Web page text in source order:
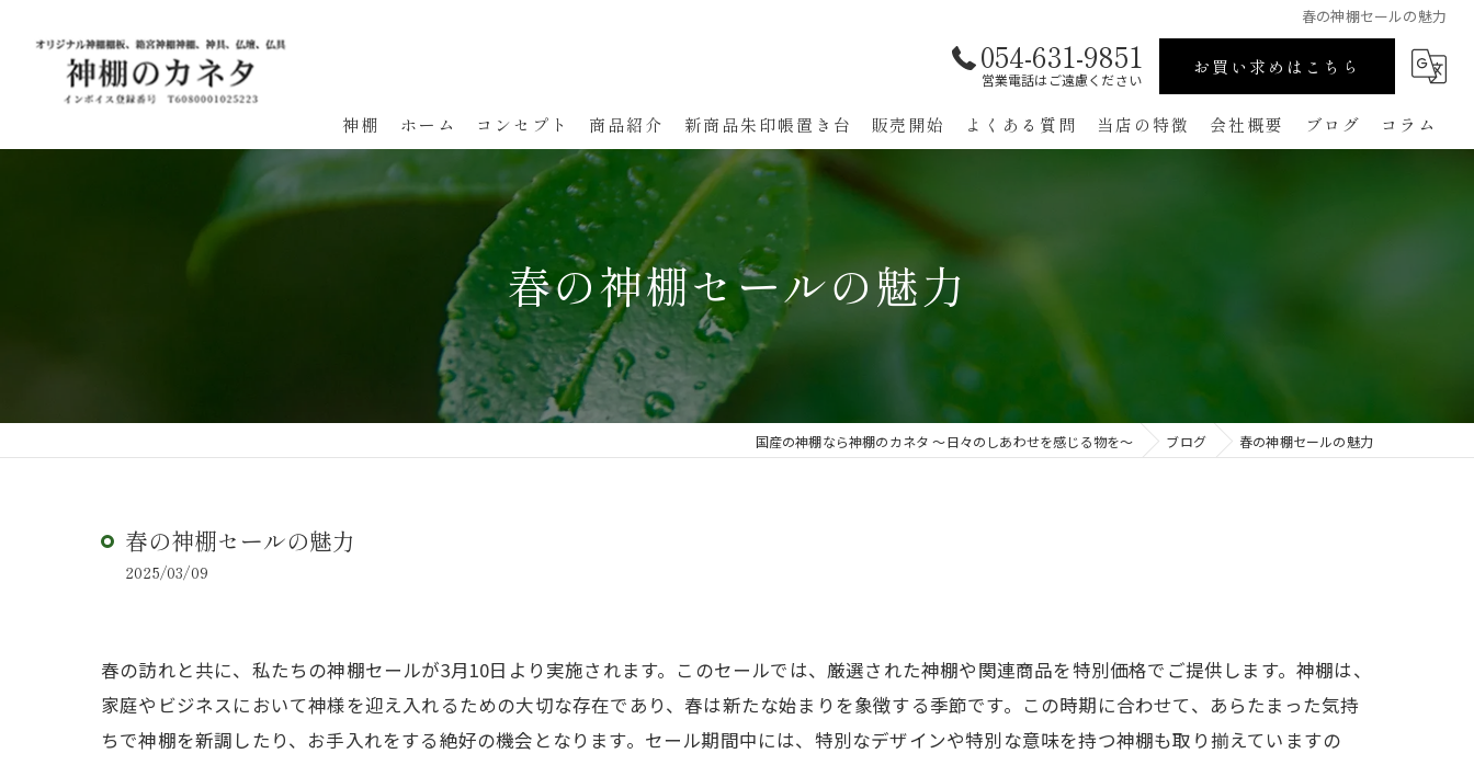
春の神棚セールの魅力
054-631-9851
営業電話はご遠慮ください
お買い求めはこちら
神棚 ホーム コンセプト
代表あいさつ
商品紹介 新商品朱印帳置き台 販売開始 よくある質問 当店の特徴 会社概要 ブログ コラム
春の神棚セールの魅力
国産の神棚なら神棚のカネタ ～日々のしあわせを感じる物を～ ブログ 春の神棚セールの魅力
春の神棚セールの魅力
2025/03/09
春の訪れと共に、私たちの神棚セールが3月10日より実施されます。このセールでは、厳選された神棚や関連商品を特別価格でご提供します。神棚は、
家庭やビジネスにおいて神様を迎え入れるための大切な存在であり、春は新たな始まりを象徴する季節です。この時期に合わせて、あらたまった気持
ちで神棚を新調したり、お手入れをする絶好の機会となります。セール期間中には、特別なデザインや特別な意味を持つ神棚も取り揃えていますの